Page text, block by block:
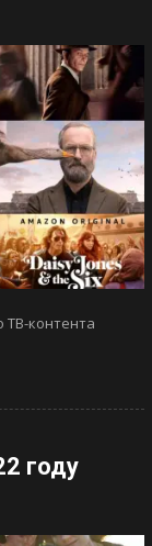
ТВ-контента
году